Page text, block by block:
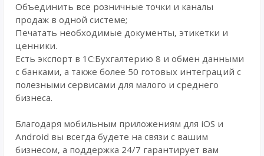
Объединить все розничные точки и каналы
продаж в одной системе;
Печатать необходимые документы, этикетки и
ценники.
Есть экспорт в 1С:Бухгалтерию 8 и обмен данными
с банками, а также более 50 готовых интеграций с
полезными сервисами для малого и среднего
бизнеса.
Благодаря мобильным приложениям для iOS и
Android вы всегда будете на связи с вашим
бизнесом, а поддержка 24/7 гарантирует вам